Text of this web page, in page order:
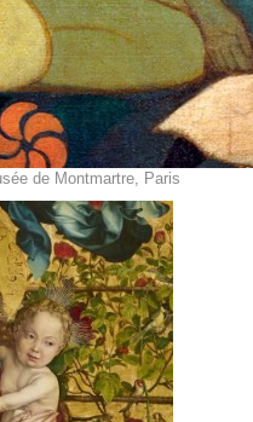
de Montmartre, Paris